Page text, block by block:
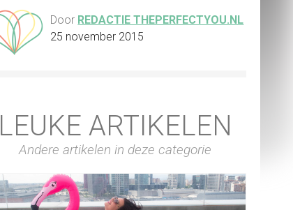
Door REDACTIE THEPERFECTYOU.NL
25 november 2015
LEUKE ARTIKELEN
Andere artikelen in deze categorie